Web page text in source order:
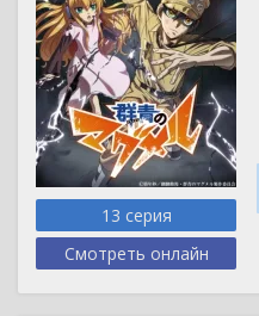
13 серия
Смотреть онлайн